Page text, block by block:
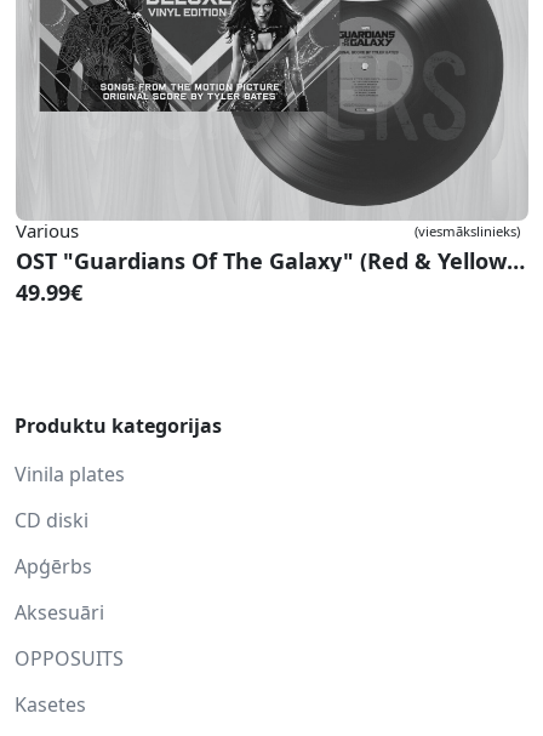
Various (viesmākslinieks)
OST "Guardians Of The Galaxy" (Red & Yellow Vinyl)
49.99€
Produktu kategorijas
Vinila plates
CD diski
Apģērbs
Aksesuāri
OPPOSUITS
Kasetes